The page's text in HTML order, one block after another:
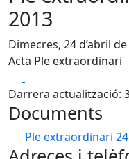
2013
Dimecres, 24 d’abril
Acta Ple extraordinari
Darrera actualització:
Documents
Ple extraordinari